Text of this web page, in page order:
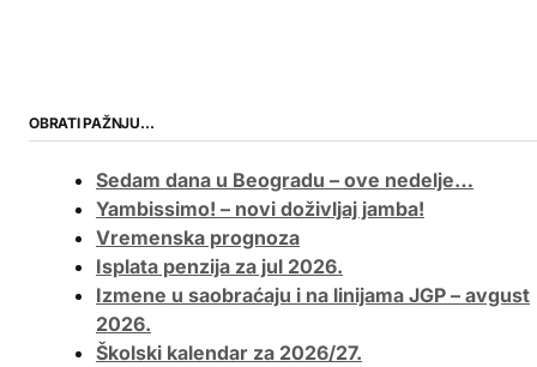
OBRATI PAŽNJU…
Sedam dana u Beogradu – ove nedelje…
Yambissimo! – novi doživljaj jamba!
Vremenska prognoza
Isplata penzija za jul 2026.
Izmene u saobraćaju i na linijama JGP – avgust
2026.
Školski kalendar za 2026/27.